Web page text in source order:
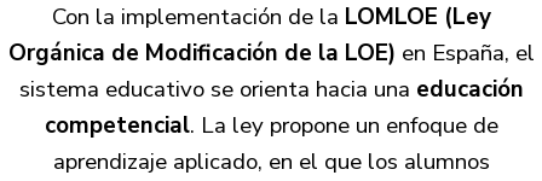
Con la implementación de la LOMLOE (Ley
Orgánica de Modificación de la LOE) en España, el
sistema educativo se orienta hacia una educación
competencial. La ley propone un enfoque de
aprendizaje aplicado, en el que los alumnos